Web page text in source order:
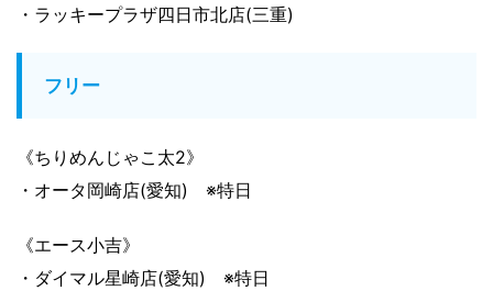
・ラッキープラザ四日市北店(三重)
フリー
《ちりめんじゃこ太2》
・オータ岡崎店(愛知) ※特日
《エース小吉》
・ダイマル星崎店(愛知) ※特日